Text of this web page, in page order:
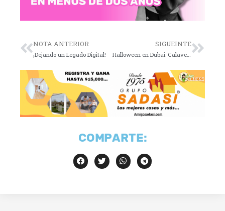
NOTA ANTERIOR
¡Dejando un Legado Digital!
SIGUEINTE
Halloween en Dubai: Calaveras hechas con drones
COMPARTE: